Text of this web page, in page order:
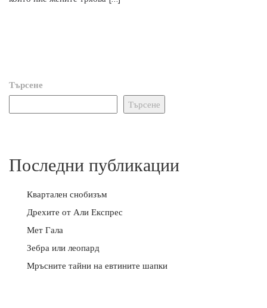
Търсене
Търсене
Последни публикации
Квартален снобизъм
Дрехите от Али Експрес
Мет Гала
Зебра или леопард
Мръсните тайни на евтините шапки